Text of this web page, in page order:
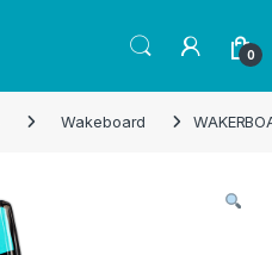
0
Wakeboard